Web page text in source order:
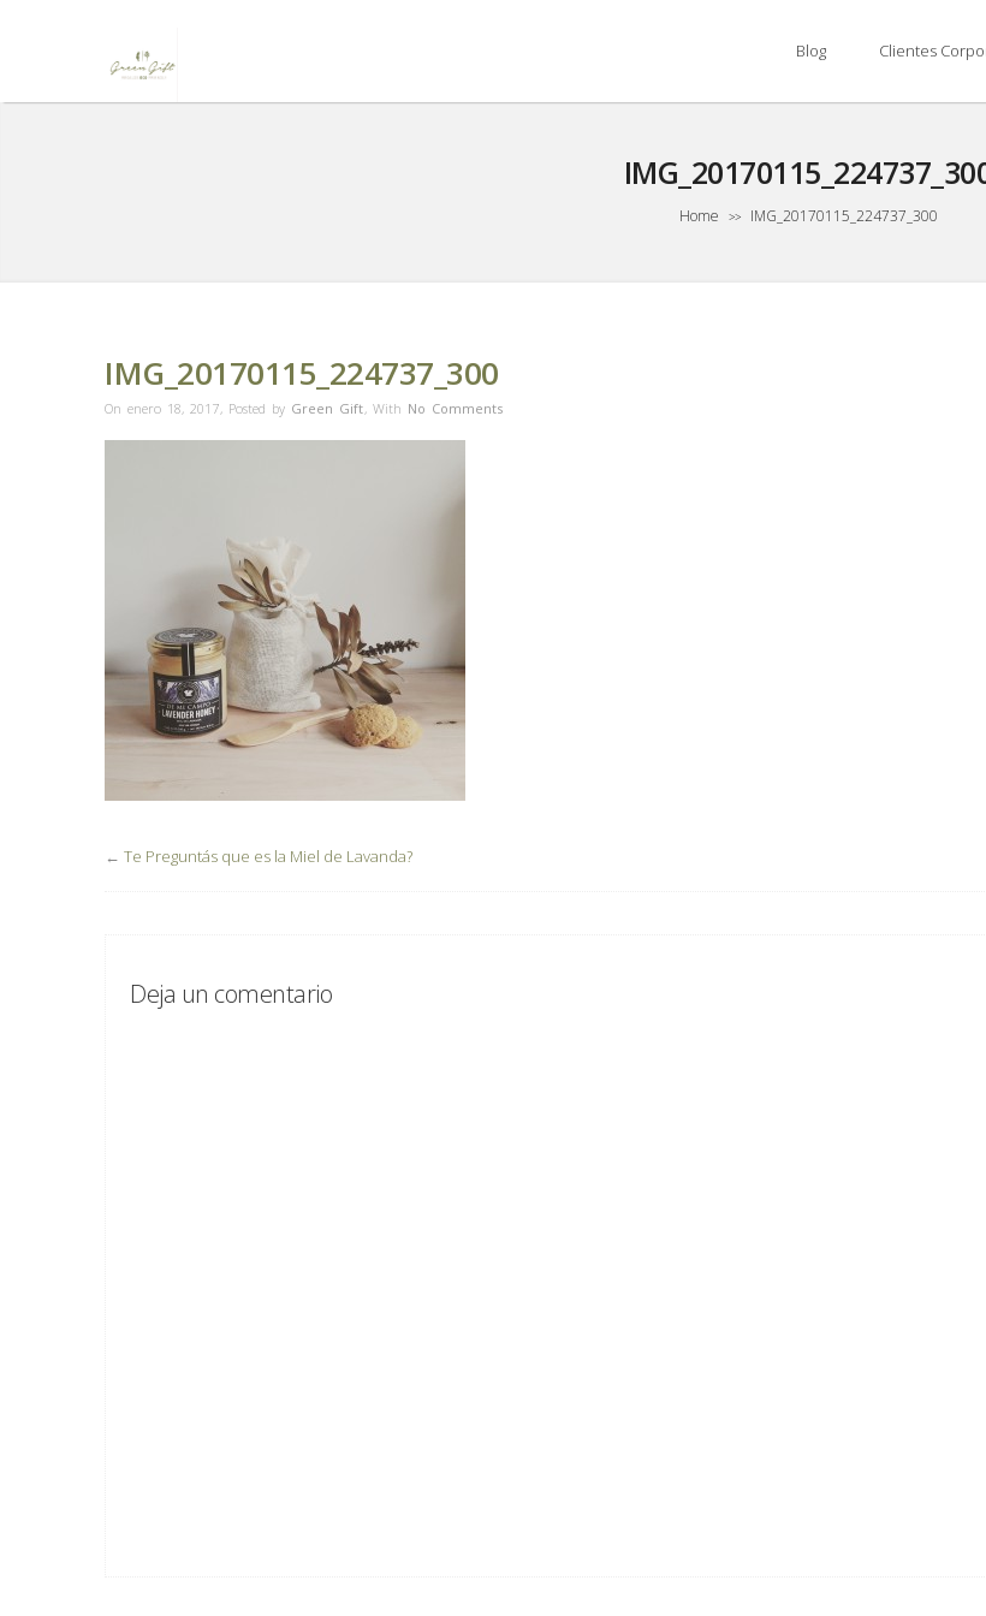
Blog Clientes
Home >> IMG_20170115_224737_300
IMG_20170115_224737_300
On enero 18, 2017, Posted by Green Gift, With No Comments
← Te Preguntás que es la Miel de Lavanda?
Deja un comentario